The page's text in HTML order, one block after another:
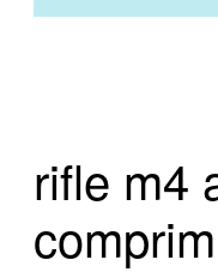
rifle m4